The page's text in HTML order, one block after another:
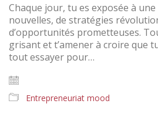
Chaque jour, tu es exposée à une
nouvelles, de stratégies
d’opportunités prometteuses.
grisant et t’amener à croire que
tout essayer pour…
Entrepreneuriat mood